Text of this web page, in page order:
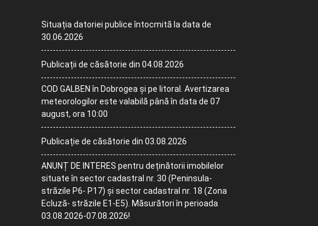
Situația datoriei publice întocmită la data de
30.06.2026
Publicații de căsătorie din 04.08.2026
COD GALBEN în Dobrogea și pe litoral. Avertizarea
meteorologilor este valabilă până în data de 07
august, ora 10:00
Publicație de căsătorie din 03.08.2026
ANUNȚ DE INTERES pentru deținătorii imobilelor
situate în sector cadastral nr. 30 (Peninsula-
străzile P6- P17) și sector cadastral nr. 18 (Zona
Ecluză- străzile E1-E5). Măsurători în perioada
03.08.2026-07.08.2026!